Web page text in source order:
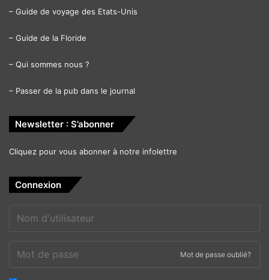
– Guide de voyage des Etats-Unis
– Guide de la Floride
– Qui sommes nous ?
– Passer de la pub dans le journal
Newsletter : S’abonner
Cliquez pour vous abonner à notre infolettre
Connexion
Mot de passe oublié?